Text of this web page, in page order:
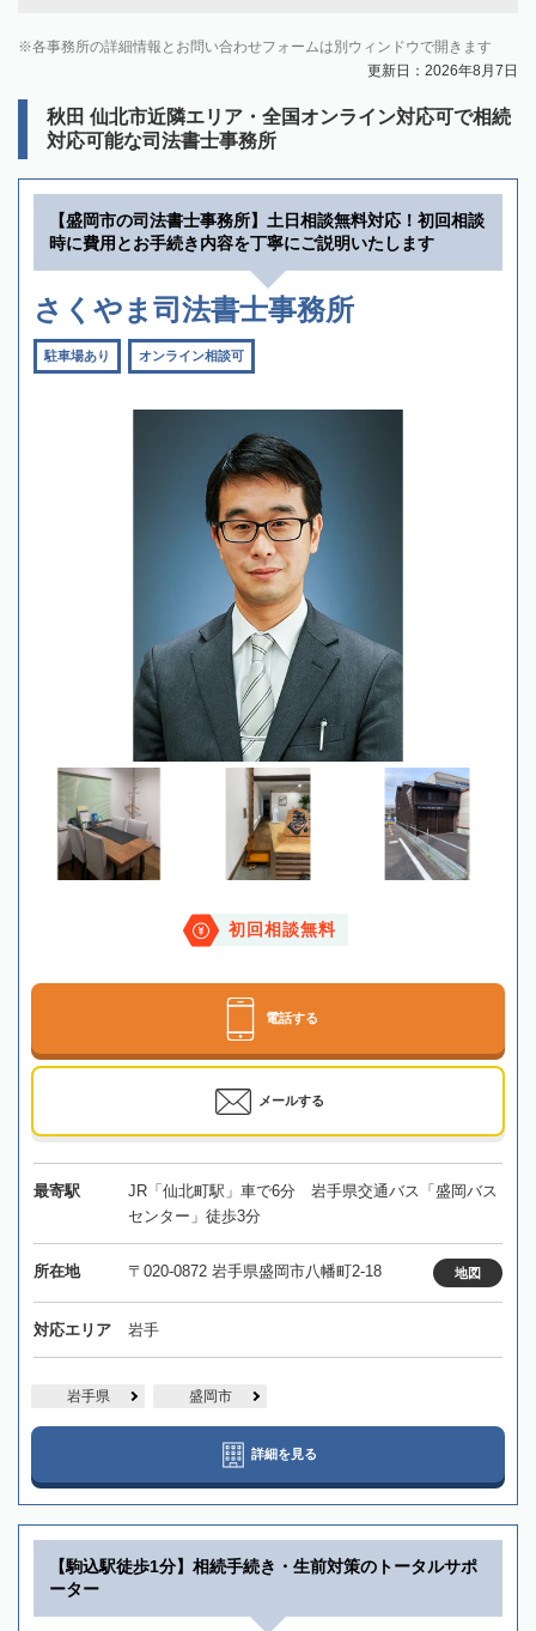
各事務所の詳細情報とお問い合わせフォームは別ウィンドウで開きます
更新日：2026年8月7日
秋田 仙北市近隣エリア・全国オンライン対応可で相続
対応可能な司法書士事務所
【盛岡市の司法書士事務所】土日相談無料対応！初回相談
時に費用とお手続き内容を丁寧にご説明いたします
さくやま司法書士事務所
駐車場あり オンライン相談可
初回相談無料
電話する
メールする
最寄駅
JR「仙北町駅」車で6分 岩手県交通バス「盛岡バス
センター」徒歩3分
所在地 〒020-0872 岩手県盛岡市八幡町2-18 地図
対応エリア 岩手
岩手県 盛岡市
詳細を見る
【駒込駅徒歩1分】相続手続き・生前対策のトータルサポ
ーター